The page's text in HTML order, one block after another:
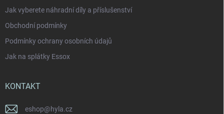
Jak vyberete náhradní díly a příslušenství
Obchodní podmínky
Podmínky ochrany osobních údajů
Jak na splátky Essox
KONTAKT
eshop@hyla.cz